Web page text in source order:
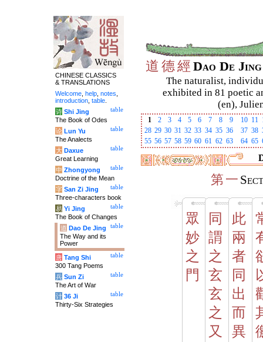
道 德經 Dao De
The naturalist,
exhibited in 81 poetic
(en),
1 2 3 4 5 6 7 8 9 10 11
28 29 30 31 32 33 34 35 36 37 38
55 56 57 58 59 60 61 62 63 64 65
第 一
眾
妙
之
門
同
謂
之
玄
玄
之
又
此
兩
者
同
出
而
異
CHINESE CLASSICS
& TRANSLATIONS
Welcome help notes
introduction table
table
诗 Shi Jing
The Book of Odes
table
论 Lun Yu
The Analects
table
大 Daxue
Great Learning
table
中 Zhongyong
Doctrine of the Mean
table
字 San Zi Jing
Three-characters book
table
易 Yi Jing
The Book of Changes
table
道 Dao De Jing
The Way and its
Power
table
唐 Tang Shi
300 Tang Poems
table
兵 Sun Zi
The Art of War
table
计 36 Ji
Thirty-Six Strategies